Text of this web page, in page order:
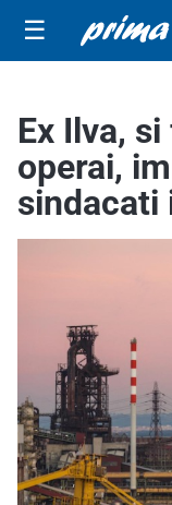
☰
Ex Ilva,
operai,
sindacati